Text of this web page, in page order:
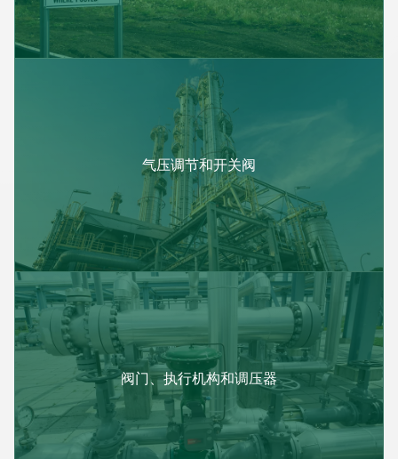
气压调节和开关阀
阀门、执行机构和调压器